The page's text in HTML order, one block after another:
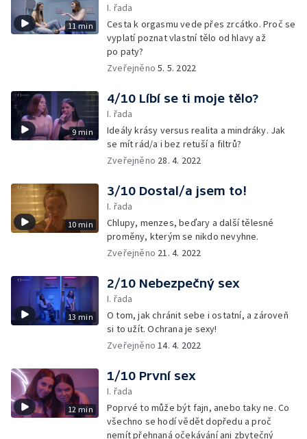
11 min
I. řada
Cesta k orgasmu vede přes zrcátko. Proč se
vyplatí poznat vlastní tělo od hlavy až
po paty?
Zveřejněno5. 5. 2022
9 min
4/10 Líbí se ti moje tělo?
I. řada
Ideály krásy versus realita a mindráky. Jak
se mít rád/a i bez retuší a filtrů?
Zveřejněno 28. 4. 2022
10 min
3/10 Dostal/a jsem to!
I. řada
Chlupy, menzes, beďary a další tělesné
proměny, kterým se nikdo nevyhne.
Zveřejněno 21. 4. 2022
13 min
2/10 Nebezpečný sex
I. řada
O tom, jak chránit sebe i ostatní, a zároveň
si to užít. Ochrana je sexy!
Zveřejněno14. 4. 2022
12 min
1/10 První sex
I. řada
Poprvé to může být fajn, anebo taky ne. Co
všechno se hodí vědět dopředu a proč
nemít přehnaná očekávání ani zbytečný